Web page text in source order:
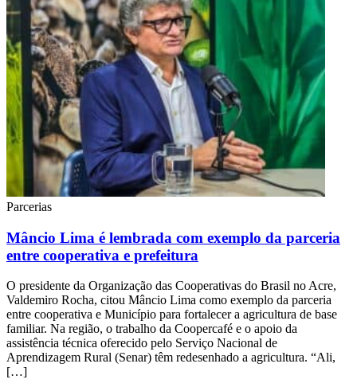
Parcerias
Mâncio Lima é lembrada com exemplo da parceria
entre cooperativa e prefeitura
O presidente da Organização das Cooperativas do Brasil no Acre,
Valdemiro Rocha, citou Mâncio Lima como exemplo da parceria
entre cooperativa e Município para fortalecer a agricultura de base
familiar. Na região, o trabalho da Coopercafé e o apoio da
assistência técnica oferecido pelo Serviço Nacional de
Aprendizagem Rural (Senar) têm redesenhado a agricultura. “Ali,
[…]